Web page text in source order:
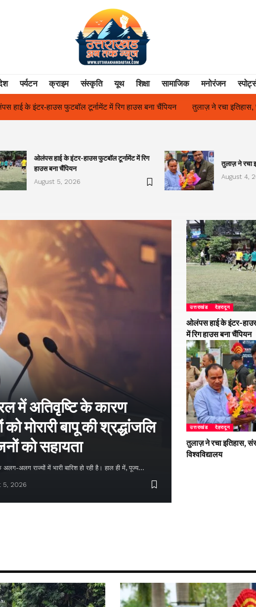
पर्यटन क्राइम संस्कृति यूथ शिक्षा सामाजिक मनोरंजन
बना चैंपियन तुलाज़ ने रचा इतिहास, संस्थान से बना विश्वविद्यालय फिल्म
ओलंपस हाई के इंटर-हाउस फुटबॉल टूर्नामेंट में रिग
हाउस बना चैंपियन
August 5, 2026
तुलाज़ ने रचा
August 4,
में अतिवृष्टि के कारण
मोरारी बापू की श्रद्धांजलि
को सहायता
अलग राज्यों में भारी बारिश हो रही है। हाल ही में, पूज्य…
5, 2026
उत्तराखंड देहरादून
ओलंपस हाई के इंटर-
में रिग हाउस बना चैंपियन
उत्तराखंड देहरादून
तुलाज़ ने रचा इतिहास,
विश्वविद्यालय